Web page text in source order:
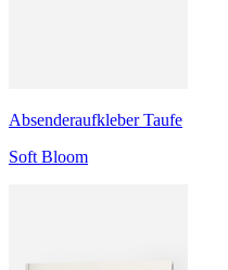
Absenderaufkleber Taufe
Soft Bloom